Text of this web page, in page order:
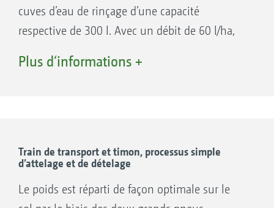
cuves d’eau de rinçage d’une capacité
respective de 300 l. Avec un débit de 60 l/ha,
correspond donc approximativement à une
niveau de remplissage pour que le conducteur
visualise en permanence le volume d’engrais
disponible. Toutes les cuves sont accessibles
Plus d‘informations +
Train de transport et timon, processus simple
d’attelage et de dételage
Le poids est réparti de façon optimale sur le